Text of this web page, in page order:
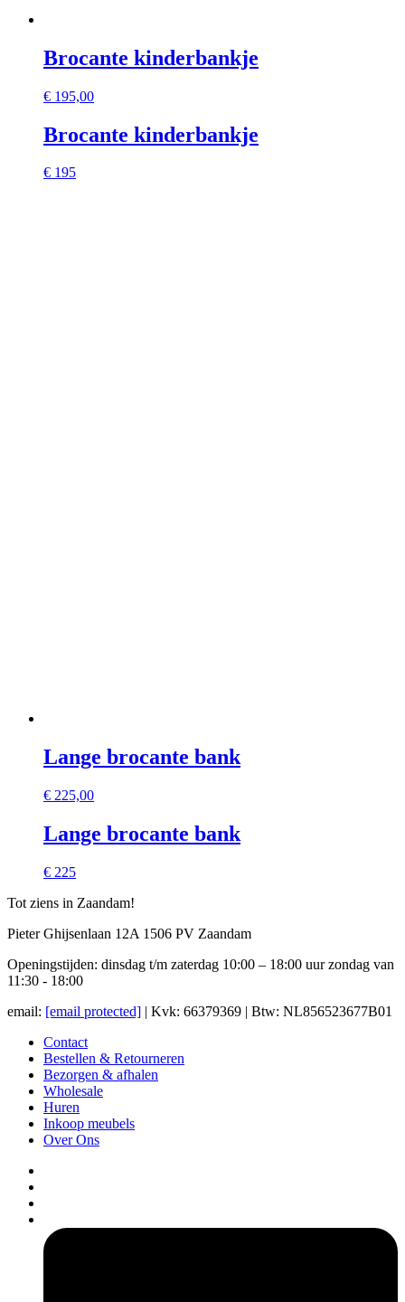
Brocante kinderbankje
€ 195,00
Brocante kinderbankje
€ 195
Lange brocante bank
€ 225,00
Lange brocante bank
€ 225
Tot ziens in Zaandam!
Pieter Ghijsenlaan 12A 1506 PV Zaandam
Openingstijden: dinsdag t/m zaterdag 10:00 – 18:00 uur zondag van
11:30 - 18:00
email: [email protected] | Kvk: 66379369 | Btw: NL856523677B01
Contact
Bestellen & Retourneren
Bezorgen & afhalen
Wholesale
Huren
Inkoop meubels
Over Ons